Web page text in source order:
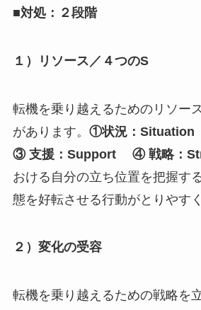
■対処：２段階
１）リソース／４つのS
転機を乗り越えるためのリソー
があります。 ①状況：
③ 支援：Support ④ 戦略：
おける自分の立ち位置を把握す
態を好転させる行動がとりやす
２）変化の受容
転機を乗り越えるための戦略を